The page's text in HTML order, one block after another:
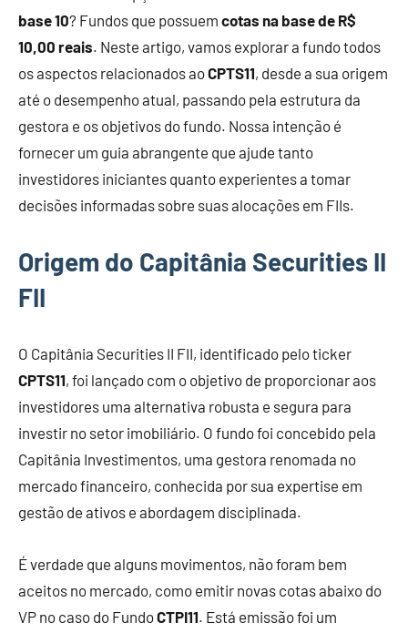
base 10? Fundos que possuem cotas na base de R$
10,00 reais. Neste artigo, vamos explorar a fundo todos
os aspectos relacionados aoCPTS11, desde a sua origem
até o desempenho atual, passando pela estrutura da
gestora e os objetivos do fundo. Nossa intenção é
fornecer um guia abrangente que ajude tanto
investidores iniciantes quanto experientes a tomar
decisões informadas sobre suas alocações em FIIs.
Origem do Capitânia Securities II
FII
O Capitânia Securities II FII, identificado pelo ticker
CPTS11, foi lançado com o objetivo de proporcionar aos
investidores uma alternativa robusta e segura para
investir no setor imobiliário. O fundo foi concebido pela
Capitânia Investimentos, uma gestora renomada no
mercado financeiro, conhecida por sua expertise em
gestão de ativos e abordagem disciplinada.
É verdade que alguns movimentos, não foram bem
aceitos no mercado, como emitir novas cotas abaixo do
VP no caso do FundoCTPI11. Está emissão foi um